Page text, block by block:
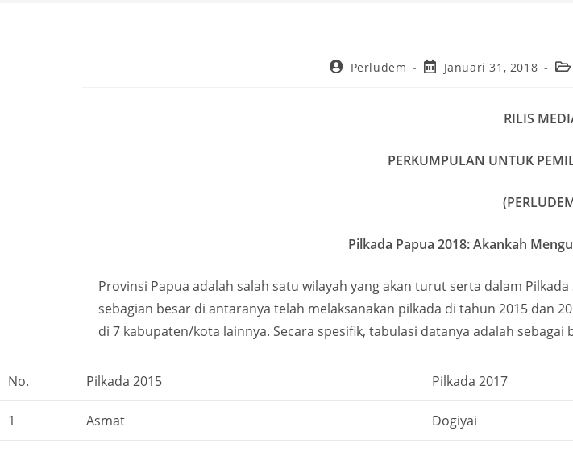
Perludem Januari 31, 2018
RILIS
PERKUMPULAN UNTUK
Pilkada Papua 2018: Akankah
Provinsi Papua adalah salah satu wilayah yang akan turut serta dalam
sebagian besar di antaranya telah melaksanakan pilkada di tahun 2015 dan
di 7 kabupaten/kota lainnya. Secara spesifik, tabulasi datanya adalah sebagai
No. Pilkada 2015 Pilkada 2017
1 Asmat Dogiyai